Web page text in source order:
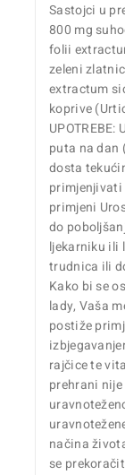
Sastojci u
800 mg
folii
zeleni
extractum
koprive
puta na dan
dosta
primjenjivati
primjeni
do
ljekarniku ili
trudnica ili
Kako bi se
lady, Vaša
postiže
rajčice te
prehrani
načina
se